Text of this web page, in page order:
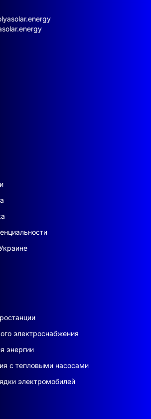
электроснабжения
энергии
с тепловыми насосами
электромобилей